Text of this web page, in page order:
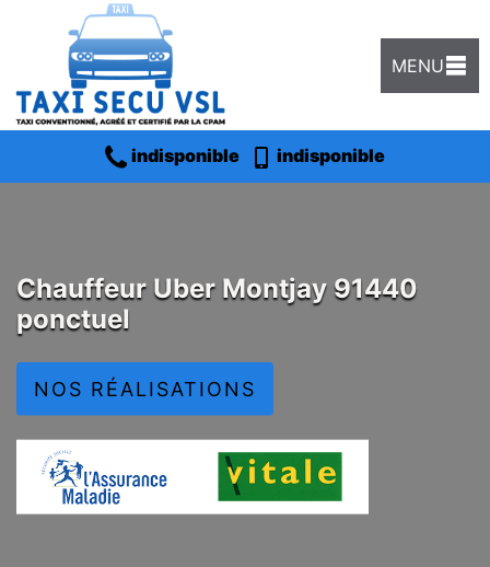
MENU
indisponible indisponible
Chauffeur Uber Montjay 91440
ponctuel
NOS RÉALISATIONS